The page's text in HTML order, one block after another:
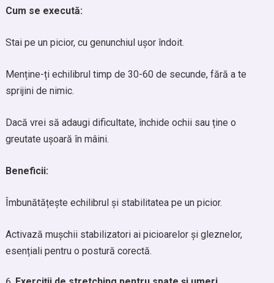
Cum se execută:
Stai pe un picior, cu genunchiul ușor îndoit.
Menține-ți echilibrul timp de 30-60 de secunde, fără a te
sprijini de nimic.
Dacă vrei să adaugi dificultate, închide ochii sau ține o
greutate ușoară în mâini.
Beneficii:
Îmbunătățește echilibrul și stabilitatea pe un picior.
Activază mușchii stabilizatori ai picioarelor și gleznelor,
esențiali pentru o postură corectă.